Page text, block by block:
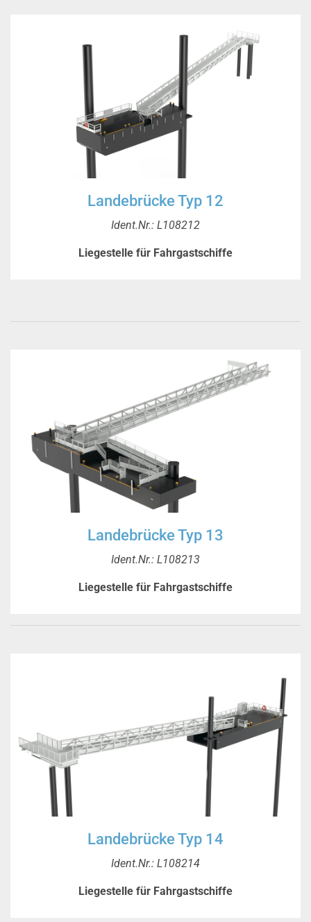
Landebrücke Typ 12
Ident.Nr.: L108212
Liegestelle für Fahrgastschiffe
Landebrücke Typ 13
Ident.Nr.: L108213
Liegestelle für Fahrgastschiffe
Landebrücke Typ 14
Ident.Nr.: L108214
Liegestelle für Fahrgastschiffe